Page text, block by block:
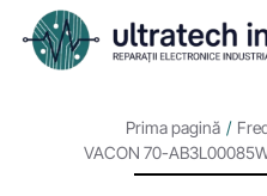
Prima pagină /
VACON 70-